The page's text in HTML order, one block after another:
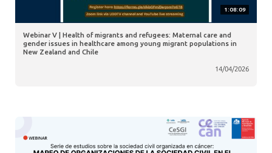
1:08:09
Webinar V | Health of migrants and refugees: Maternal care and
gender issues in healthcare among young migrant populations in
New Zealand and Chile
14/04/2026